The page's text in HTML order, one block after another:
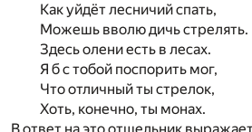
Как уйдёт лесничий спать,
Можешь вволю дичь стрелять.
Здесь олени есть в лесах.
Я б с тобой поспорить мог,
Что отличный ты стрелок,
Хоть, конечно, ты монах.